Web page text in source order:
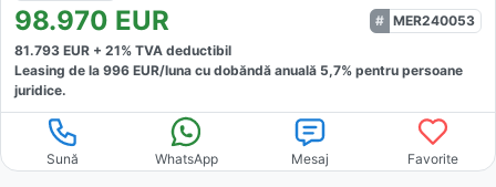
98.970 EUR
MER240053
81.793 EUR + 21% TVA deductibil
Leasing de la 996 EUR/luna cu dobăndă anuală 5,7% pentru persoane
juridice.
Sună WhatsApp Mesaj Favorite